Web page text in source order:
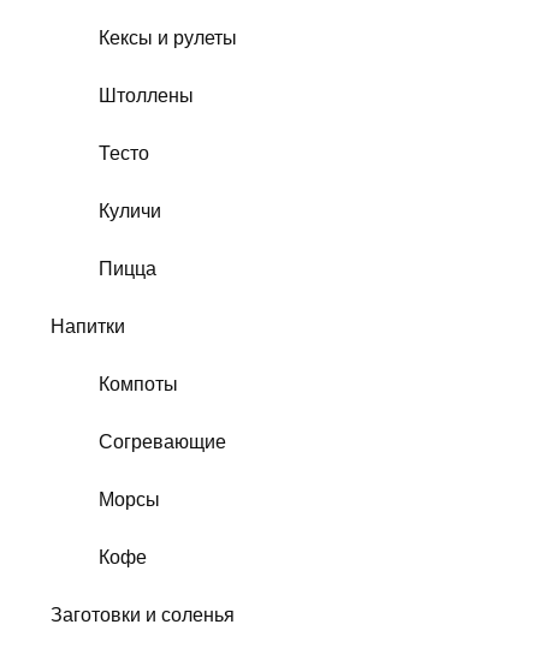
Кексы и рулеты
Штоллены
Тесто
Куличи
Пицца
Напитки
Компоты
Согревающие
Морсы
Кофе
Заготовки и соленья